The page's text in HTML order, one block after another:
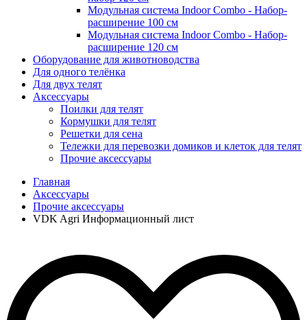
Модульная система Indoor Combo - Набор-
расширение 100 см
Модульная система Indoor Combo - Набор-
расширение 120 см
Оборудование для животноводства
Для одного телёнка
Для двух телят
Аксессуары
Поилки для телят
Кормушки для телят
Решетки для сена
Тележки для перевозки домиков и клеток для телят
Прочие аксессуары
Главная
Аксессуары
Прочие аксессуары
VDK Agri Информационный лист